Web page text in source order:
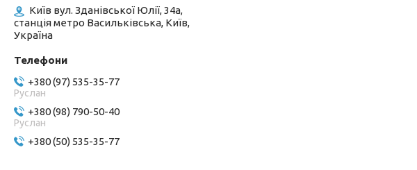
Київ вул. Зданівської Юлії, 34а,
станція метро Васильківська, Київ,
Україна
+380 (97) 535-35-77
Руслан
+380 (98) 790-50-40
Руслан
+380 (50) 535-35-77